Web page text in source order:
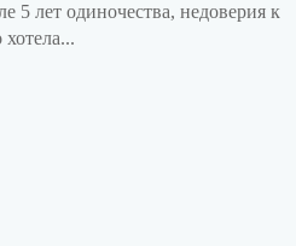
5 лет одиночества, недоверия к